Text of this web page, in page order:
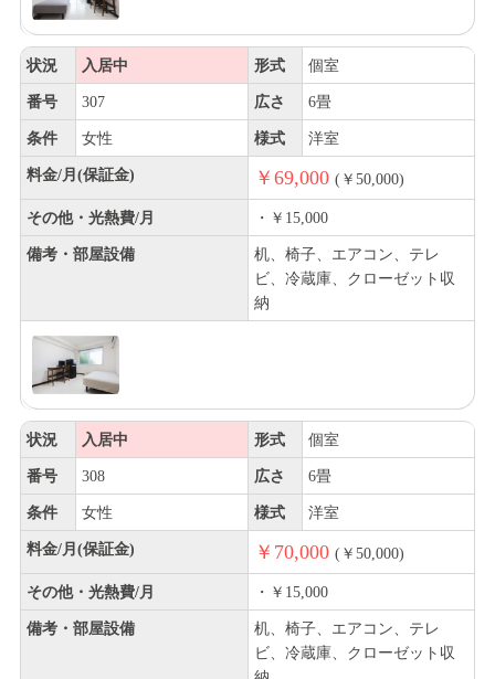
状況 入居中 形式 個室
番号 307 広さ 6畳
条件 女性 様式 洋室
料金/月(保証金) ￥69,000 (￥50,000)
その他・光熱費/月 ・￥15,000
備考・部屋設備
机、椅子、エアコン、テレ
ビ、冷蔵庫、クローゼット収
納
状況 入居中 形式 個室
番号 308 広さ 6畳
条件 女性 様式 洋室
料金/月(保証金) ￥70,000 (￥50,000)
その他・光熱費/月 ・￥15,000
備考・部屋設備
机、椅子、エアコン、テレ
ビ、冷蔵庫、クローゼット収